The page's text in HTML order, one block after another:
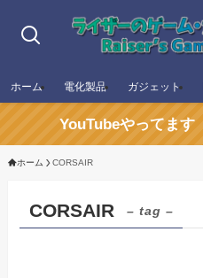
ホーム 電化製品 ガジェット
YouTubeやってます
ホーム CORSAIR
CORSAIR – tag –